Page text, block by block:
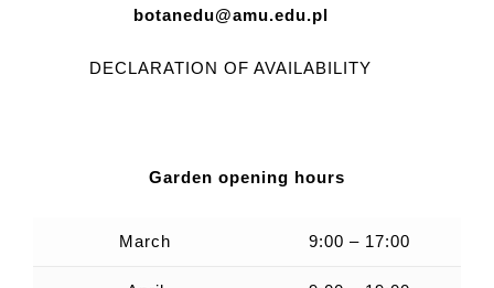
botanedu@amu.edu.pl
DECLARATION OF AVAILABILITY
Garden opening hours
March 9:00 – 17:00